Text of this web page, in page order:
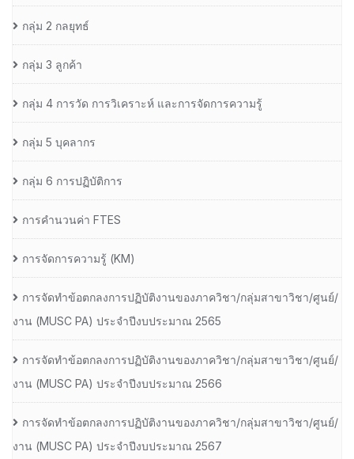
กลุ่ม 2 กลยุทธ์
กลุ่ม 3 ลูกค้า
กลุ่ม 4 การวัด การวิเคราะห์ และการจัดการความรู้
กลุ่ม 5 บุคลากร
กลุ่ม 6 การปฏิบัติการ
การคำนวนค่า FTES
การจัดการความรู้ (KM)
การจัดทำข้อตกลงการปฏิบัติงานของภาควิชา/กลุ่มสาขาวิชา/ศูนย์/
งาน (MUSC PA) ประจำปีงบประมาณ 2565
การจัดทำข้อตกลงการปฏิบัติงานของภาควิชา/กลุ่มสาขาวิชา/ศูนย์/
งาน (MUSC PA) ประจำปีงบประมาณ 2566
การจัดทำข้อตกลงการปฏิบัติงานของภาควิชา/กลุ่มสาขาวิชา/ศูนย์/
งาน (MUSC PA) ประจำปีงบประมาณ 2567